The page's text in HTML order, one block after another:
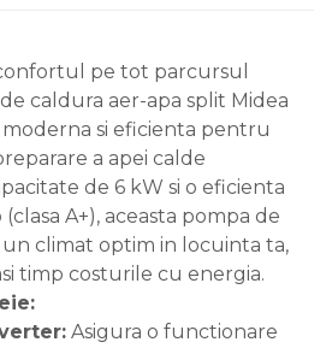
pe tot parcursul
caldura aer-apa split Midea
si eficienta pentru
a apei calde
de 6 kW si o eficienta
A+), aceasta pompa de
climat optim in locuinta ta,
timp costurile cu energia.
Asigura o functionare